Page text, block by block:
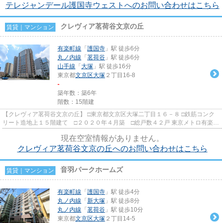
テレジャンデール護国寺ウェストへのお問い合わせはこちら
賃貸｜マンション クレヴィア茗荷谷文京の丘
有楽町線 「 護国寺 」駅 徒歩6分
丸ノ内線 「 茗荷谷 」駅 徒歩6分
山手線 「 大塚 」駅 徒歩16分
東京都文京区大塚 ２丁目16-8
-
築年数：築6年
階数：15階建
【クレヴィア茗荷谷文京の丘】 □東京都文京区大塚二丁目１６－８ □鉄筋コンク
リート造地上１５階建て □２０２０年４月築 □総戸数４２戸 東京メトロ有楽町
現在空室情報がありません。
クレヴィア茗荷谷文京の丘へのお問い合わせはこちら
賃貸｜マンション 音羽パークホームズ
有楽町線 「 護国寺 」駅 徒歩4分
丸ノ内線 「 新大塚 」駅 徒歩8分
丸ノ内線 「 茗荷谷 」駅 徒歩10分
東京都文京区大塚 ２丁目14-5